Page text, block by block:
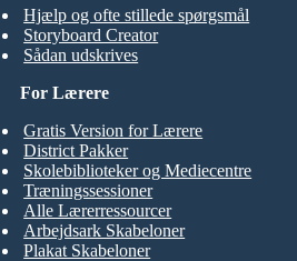
Hjælp og ofte stillede spørgsmål
Storyboard Creator
Sådan udskrives
For Lærere
Gratis Version for Lærere
District Pakker
Skolebiblioteker og Mediecentre
Træningssessioner
Alle Lærerressourcer
Arbejdsark Skabeloner
Plakat Skabeloner